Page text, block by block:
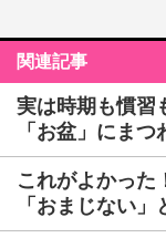
関連記事
実は時期も慣習
「お盆」にま
これがよかった
「おまじない」